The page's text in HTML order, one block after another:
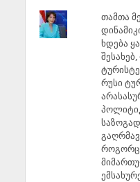
თამთა
ხდება
რუსი
როგორც